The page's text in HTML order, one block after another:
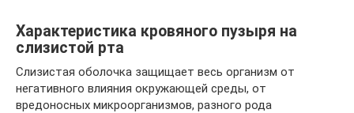
Характеристика кровяного пузыря на
слизистой рта
Слизистая оболочка защищает весь организм от
негативного влияния окружающей среды, от
вредоносных микроорганизмов, разного рода